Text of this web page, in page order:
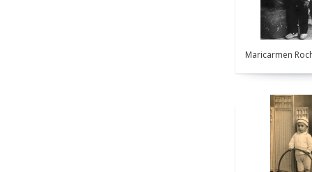
Maricarmen